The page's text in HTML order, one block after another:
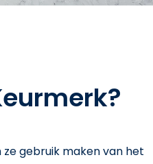
gebruik maken van het